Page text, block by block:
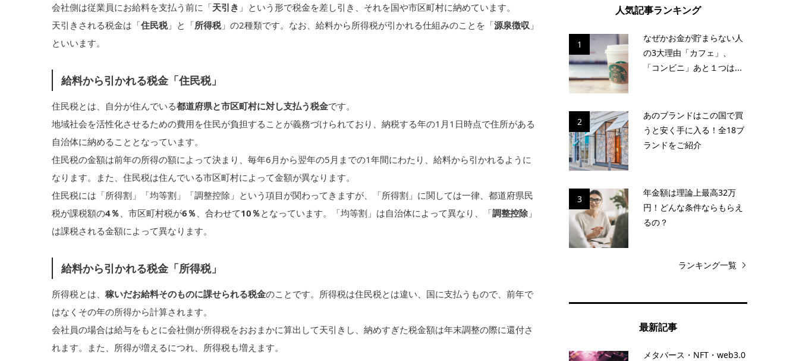
会社側は従業員にお給料を支払う前に「天引き 」という形で税金を差し引き、それを国や市区町村に納めています。
天引きされる税金は「住民税」と「所得税」の2種類です。なお、給料から所得税が引かれる仕組みのことを「源泉徴収 」
といいます。
給料から引かれる税金「住民税」
住民税とは、自分が住んでいる都道府県と市区町村に対し支払う税金です。
地域社会を活性化させるための費用を住民が負担することが義務づけられており、納税する年の1月1日時点で住所がある
自治体に納めることとなっています。
住民税の金額は前年の所得の額によって決まり、毎年6月から翌年の5月までの1年間にわたり、給料から引かれるように
なります。また、住民税は住んでいる市区町村によって金額が異なります。
住民税には「所得割」「均等割」「調整控除」という項目が関わってきますが、「所得割」に関しては一律、都道府県民
税が課税額の4％、市区町村税が6％、合わせて10％となっています。「均等割」は自治体によって異なり、「調整控除 」
は課税される金額によって異なります。
給料から引かれる税金「所得税」
所得税とは、 稼いだお給料そのものに課せられる税金のことです。所得税は住民税とは違い、国に支払うもので、前年で
はなくその年の所得から計算されます。
会社員の場合は給与をもとに会社側が所得税をおおまかに算出して天引きし、納めすぎた税金額は年末調整の際に還付さ
れます。また、所得が増えるにつれ、所得税も増えます。
人気記事ランキング
1
なぜかお金が貯まらない人
の3大理由「カフェ」、
「コンビニ」あと１つは...
2
あのブランドはこの国で買
うと安く手に入る！全18ブ
ランドをご紹介
3
年金額は理論上最高32万
円！どんな条件ならもらえ
るの？
ランキング一覧
最新記事
メタバース・NFT・web3.0